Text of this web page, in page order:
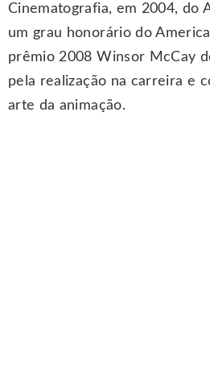
Cinematografia, em 2004, do
um grau honorário do
prêmio 2008 Winsor McCay
pela realização na carreira e
arte da animação.